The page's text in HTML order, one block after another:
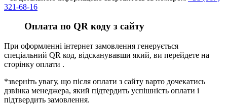
321-68-16
Оплата по QR коду з сайту
При оформленні інтернет замовлення генерується
спеціальний QR код, відсканувавши який, ви перейдете на
сторінку оплати .
*зверніть увагу, що після оплати з сайту варто дочекатись
дзвінка менеджера, який підтердить успішність оплати і
підтвердить замовлення.